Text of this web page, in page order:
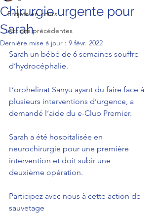
Projets en cours
Actions précédentes
Chirurgie urgente pour
Sarah
Dernière mise à jour : 9 févr. 2022
Sarah un bébé de 6 semaines souffre
d’hydrocéphalie.
L’orphelinat Sanyu ayant du faire face à
plusieurs interventions d’urgence, a
demandé l’aide du e-Club Premier.
Sarah a été hospitalisée en
neurochirurgie pour une première
intervention et doit subir une
deuxième opération.
Participez avec nous à cette action de
sauvetage